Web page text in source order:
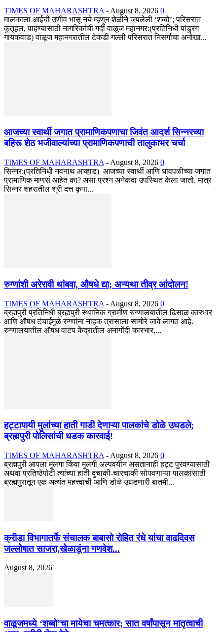
TIMES OF MAHARASHTRA - August 8, 2026 0
मालकाला आईची उणीव भासू नये म्हणून शेळीने जपलेली ‘शब्बो’; परिसरात
कुतूहल, पाहण्यासाठी नागरिकांची गर्दी वाळूज महानगर:(प्रतिनिधी पांडुरंग
गायकवाड) वाळूज महानगरातील टेकडी गल्ली परिसरात निसर्गाचा अनोखा...
आजच्या स्वार्थी जगात प्रामाणिकपणाचा जिवंत आदर्श सिन्नरच्या
बहिरू शेठ भजीवाल्यांच्या प्रामाणिकपणाची तालुकाभर चर्चा
TIMES OF MAHARASHTRA - August 8, 2026 0
सिन्नर:(प्रतिनिधी नवनाथ आव्हाड) आजच्या स्वार्थी आणि धावपळीच्या जगात
प्रामाणिक माणसं आहेत का? असा प्रश्न अनेकदा उपस्थित केला जातो. मात्र
सिन्नर शहरातील श्री दत्त कृपा...
रुग्णांशी अरेरावी थांबवा, औषधे द्या; अन्यथा तीव्र आंदोलन!
TIMES OF MAHARASHTRA - August 8, 2026 0
ब्रह्मपुरी प्रतिनिधी ब्रह्मपुरी स्थानिक ग्रामीण रुग्णालयातील ढिसाळ कारभार
आणि औषध टंचाईमुळे रुग्णांना नाहक त्रासाला सामोरे जावे लागत आहे.
रुग्णालयातील औषध वाटप केंद्रातील अनागोंदी कारभार,...
हट्टापायी मुलांच्या हाती गाडी देणाऱ्या पालकांचे डोळे उघडले;
ब्रह्मपुरी पोलिसांची धडक कारवाई!
TIMES OF MAHARASHTRA - August 8, 2026 0
ब्रह्मपुरी आपला मुलगा किंवा मुलगी अल्पवयीन असतानाही हट्ट पुरवण्यासाठी
अथवा प्रतिष्ठेपोटी त्यांच्या हाती दुचाकी-चारचाकी सोपवणाऱ्या पालकांसाठी
ब्रह्मपुरातून एक अत्यंत महत्त्वाची आणि डोळे उघडणारी बातमी...
क्रीडा विभागातर्फे संचालक बाबासो रोहित रंधे यांचा वाढदिवस
जल्लोषात साजरा,खेळाडूंना गणवेश...
August 8, 2026
वाळूजमध्ये ‘शब्बो’चा मायेचा चमत्कार; सात वर्षांपासून मातृत्वाची